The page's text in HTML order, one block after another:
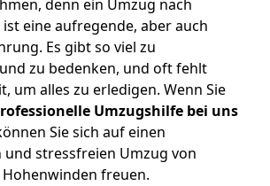
denn ein Umzug nach
eine aufregende, aber auch
Es gibt so viel zu
und zu bedenken, und oft fehlt
um alles zu erledigen. Wenn Sie
Umzugshilfe bei uns
Sie sich auf einen
stressfreien Umzug von
freuen.